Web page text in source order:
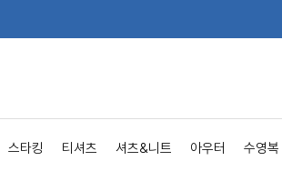
스타킹 티셔츠 셔츠&니트 아우터 수영복